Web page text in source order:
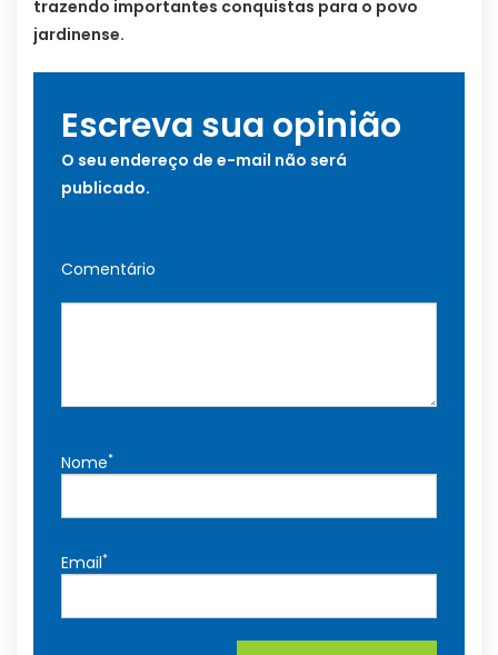
trazendo importantes conquistas para o povo
jardinense.
Escreva sua opinião
O seu endereço de e-mail não será
publicado.
Comentário
Nome*
Email*